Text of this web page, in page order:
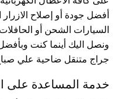
أفضل جودة أو إصلاح الازرار
السيارات الشحن أو
ونصل اليك أينما كنت
جراج متنقل ضاحية علي
خدمة المساعدة على